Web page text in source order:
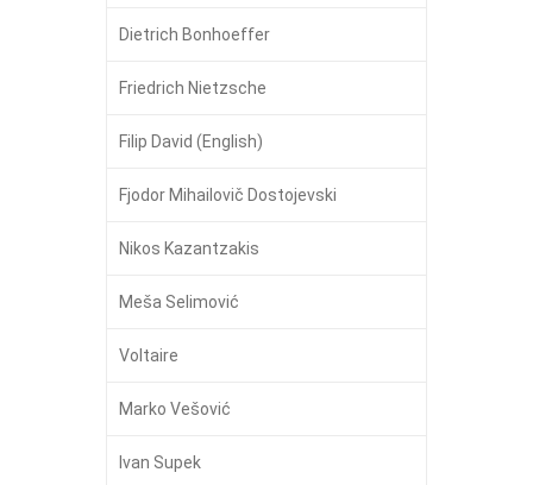
Dietrich Bonhoeffer
Friedrich Nietzsche
Filip David (English)
Fjodor Mihailovič Dostojevski
Nikos Kazantzakis
Meša Selimović
Voltaire
Marko Vešović
Ivan Supek